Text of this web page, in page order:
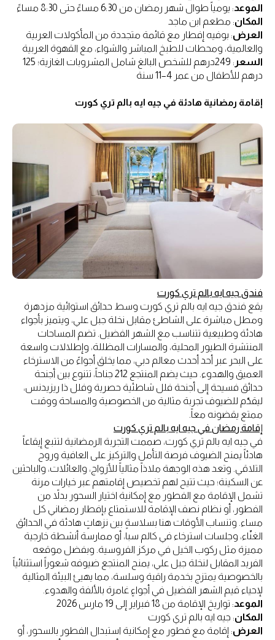
الموعد: يومياً طوال شهر رمضان من 6:30 مساءً حتى 8:30 مساءً
المكان: مطعم ابن ماجد
العرض: بوفيه إفطار مع قائمة متجددة من المأكولات العربية
والعالمية، ومحطات للطبخ المباشر والشواء، مع القهوة العربية
السعر
: 249درهم للشخص البالغ شامل المشروبات الغازية؛ 125
درهم للأطفال من عمر 4–11 سنة
إقامة رمضانية هادئة في جيه ايه بالم تري كورت
فندق جيه ايه بالم تري كورت
يقع فندق جيه ايه بالم تري كورت وسط حدائق استوائية مزدهرة
ومطل مباشرة على الشاطئ مقابل نخلة جبل علي، ويتميز بأجواء
هادئة وطبيعية تتناسب مع الشهر الفضيل. تضم المساحات
المنتشرة الطيور المحلية، والمسارات المظللة، وإطلالات واسعة
على البحر عبر أحد أحدث معالم دبي، مما يخلق أجواءً من الاسترخاء
العميق والهدوء. حيث يضم المنتجع 212 جناحاً، تتنوع بين أجنحة
حدائق فسيحة إلى أجنحة فلل شاطئية حصرية وفلل ذا ريزيدنس،
ليقدّم للضيوف تجربة مثالية من الخصوصية والمساحة ووقت
ممتع يقضونه معاً.
إقامة رمضان في جيه ايه بالم تري كورت
في جيه ايه بالم تري كورت، صممت التجربة الرمضانية لتتبع إيقاعاً
هادئاً يمنح الضيوف فرصة التأمل والتركيز على العافية وروح
التلاقي. وتعد هذه الوجهة ملاذاً مثالياً للأزواج، والعائلات، والباحثين
عن السكينة؛ حيث تتيح لهم تخصيص إقامتهم عبر خيارات مرنة
تشمل الإقامة مع الفطور مع إمكانية اختيار السحور بدلاً من
الفطور، أو نظام نصف الإقامة للاستمتاع بإفطار رمضاني كل
مساء. وتنساب الأوقات هنا بسلاسةٍ بين نزهاتٍ هادئة في الحدائق
الغنّاء، وجلسات استرخاء في كالم سبا، أو ممارسة أنشطة خارجية
مميزة مثل ركوب الخيل في مركز الفروسية. وبفضل موقعه
الفريد المقابل لنخلة جبل علي، يمنح المنتجع ضيوفه شعوراً استثنائياً
بالخصوصية يمتزج بخدمة راقية وسلسة، مما يهيئ البيئة المثالية
لإحياء قيم الشهر الفضيل في أجواءٍ غامرة بالألفة والهدوء.
الموعد: تواريخ الإقامة من 18 فبراير إلى 19 مارس 2026
المكان: جيه ايه بالم تري كورت
العرض: إقامة مع فطور مع إمكانية استبدال الفطور بالسحور، أو